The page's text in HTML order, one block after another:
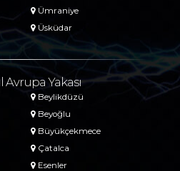
Ümraniye
Üsküdar
Avrupa Yakası
Beylikdüzü
Beyoğlu
Büyükçekmece
Çatalca
Esenler